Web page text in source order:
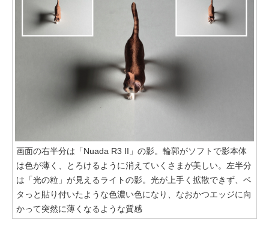
画面の右半分は「Nuada R3 II」の影。輪郭がソフトで影本体
は色が薄く、とろけるように消えていくさまが美しい。左半分
は「光の粒」が見えるライトの影。光が上手く拡散できず、ベ
タっと貼り付いたような色濃い色になり、なおかつエッジに向
かって突然に薄くなるような質感